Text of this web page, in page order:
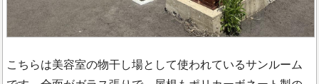
こちらは美容室の物干し場として使われているサンルーム